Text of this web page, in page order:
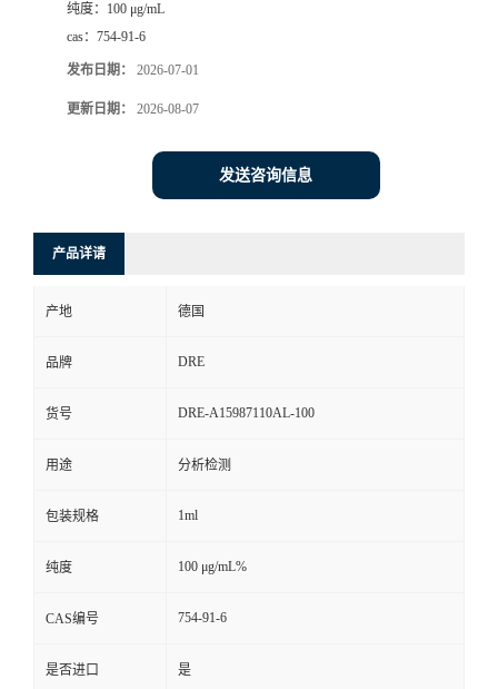
纯度： 100 μg/mL
cas： 754-91-6
发布日期： 2026-07-01
更新日期： 2026-08-07
发送咨询信息
产品详请
产地 德国
品牌 DRE
货号 DRE-A15987110AL-100
用途 分析检测
包装规格 1ml
纯度 100 μg/mL%
CAS编号 754-91-6
是否进口 是